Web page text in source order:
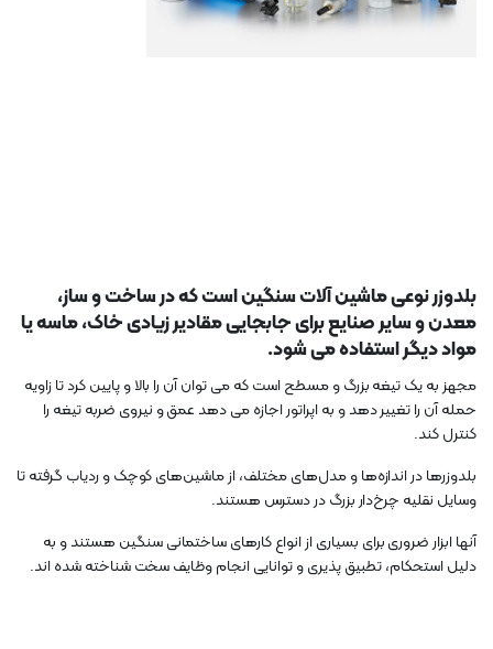
بلدوزر نوعی ماشین آلات سنگین است که در ساخت و ساز،
معدن و سایر صنایع برای جابجایی مقادیر زیادی خاک، ماسه یا
مواد دیگر استفاده می شود.
مجهز به یک تیغه بزرگ و مسطح است که می توان آن را بالا و پایین کرد تا زاویه
حمله آن را تغییر دهد و به اپراتور اجازه می دهد عمق و نیروی ضربه تیغه را
کنترل کند.
بلدوزرها در اندازه‌ها و مدل‌های مختلف، از ماشین‌های کوچک و ردیاب گرفته تا
وسایل نقلیه چرخ‌دار بزرگ در دسترس هستند.
آنها ابزار ضروری برای بسیاری از انواع کارهای ساختمانی سنگین هستند و به
دلیل استحکام، تطبیق پذیری و توانایی انجام وظایف سخت شناخته شده اند.